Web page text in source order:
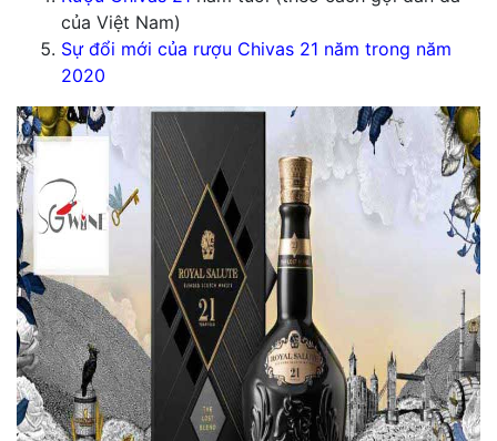
của Việt Nam)
Sự đổi mới của rượu Chivas 21 năm trong năm
2020